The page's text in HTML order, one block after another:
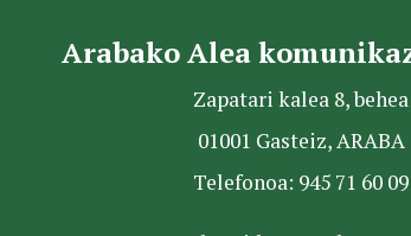
Arabako Alea
Zapatari kalea 8, behea
01001 Gasteiz, ARABA
Telefonoa: 945 71 60 09